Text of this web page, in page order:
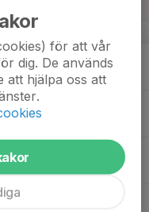
för att vår
dig. De används
att hjälpa oss att